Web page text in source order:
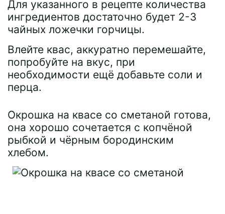
Для указанного в рецепте количества
ингредиентов достаточно будет 2-3
чайных ложечки горчицы.
Влейте квас, аккуратно перемешайте,
попробуйте на вкус, при
необходимости ещё добавьте соли и
перца.
Окрошка на квасе со сметаной готова,
она хорошо сочетается с копчёной
рыбкой и чёрным бородинским
хлебом.